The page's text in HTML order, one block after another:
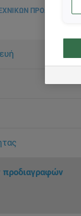
ΠΡΟΔΙΑΓΡΑΦΩΝ
προδιαγραφών